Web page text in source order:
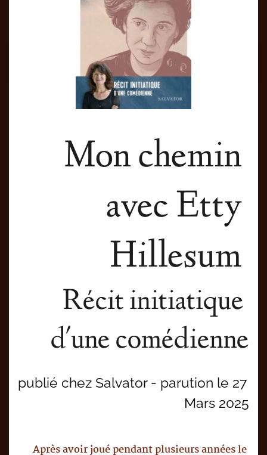
Mon chemin
avec Etty
Hillesum
Récit initiatique
d'une comédienne
publié chez Salvator - parution le 27
Mars 2025
Après avoir joué pendant plusieurs années le